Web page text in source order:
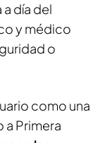
día del
y médico
o
como una
a Primera